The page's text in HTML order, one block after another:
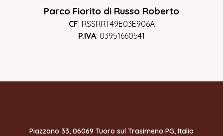
Parco Fiorito di Russo Roberto
CF: RSSRRT49E03E906A
P.IVA: 03951660541
Piazzano 33, 06069 Tuoro sul Trasimeno PG, Italia